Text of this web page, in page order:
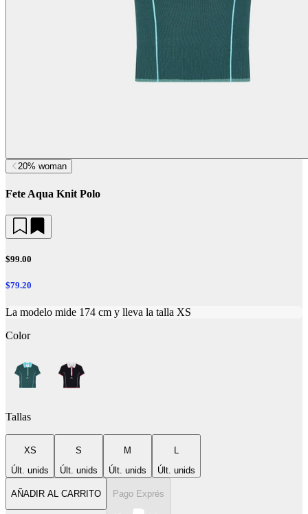
20% woman
Fete Aqua Knit Polo
$99.00
$79.20
La modelo mide 174 cm y lleva la talla XS
Color
Tallas
XS
Últ. unids
S
Últ. unids
M
Últ. unids
L
Últ. unids
AÑADIR AL CARRITO Pago Exprés